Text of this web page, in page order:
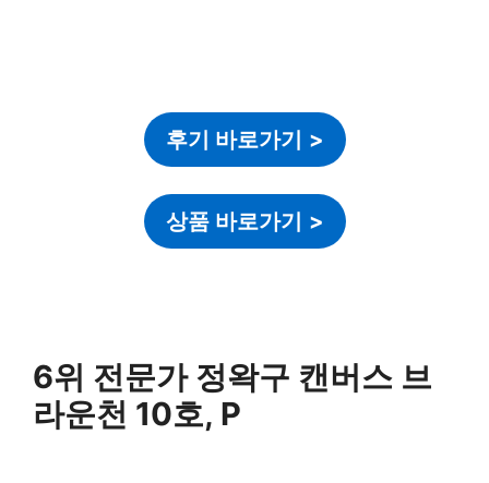
후기 바로가기 >
상품 바로가기 >
6위 전문가 정왁구 캔버스 브
라운천 10호, P